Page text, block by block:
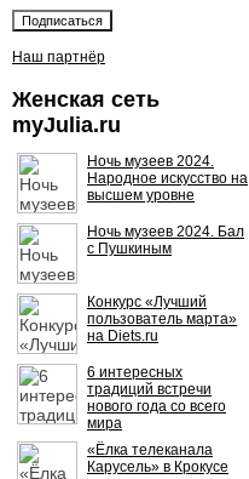
Наш партнёр
Женская сеть
myJulia.ru
Ночь музеев 2024.
Народное искусство на
высшем уровне
Ночь музеев 2024. Бал
с Пушкиным
Конкурс «Лучший
пользователь марта»
на Diets.ru
6 интересных
традиций встречи
нового года со всего
мира
«Ёлка телеканала
Карусель» в Крокусе